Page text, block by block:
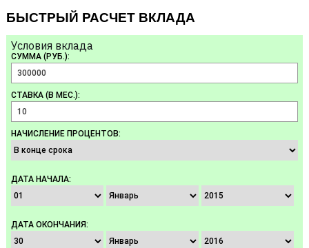
БЫСТРЫЙ РАСЧЕТ ВКЛАДА
Условия вклада
СУММА (РУБ.):
СТАВКА (В МЕС.):
НАЧИСЛЕНИЕ ПРОЦЕНТОВ:
ДАТА НАЧАЛА:
ДАТА ОКОНЧАНИЯ: